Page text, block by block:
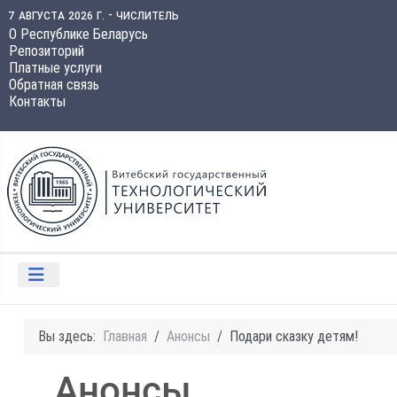
7 августа 2026 г. - числитель
О Республике Беларусь
Репозиторий
Платные услуги
Обратная связь
Контакты
Вы здесь: Главная Анонсы Подари сказку детям!